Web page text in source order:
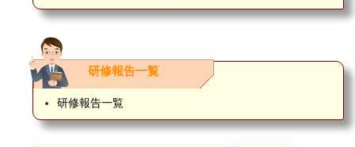
研修報告一覧
研修報告一覧